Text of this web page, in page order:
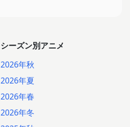
シーズン別アニメ
2026年秋
2026年夏
2026年春
2026年冬